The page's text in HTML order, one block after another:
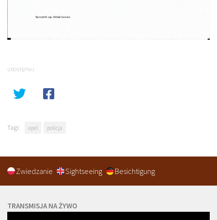
UDOSTĘPNIJ
Tagi: apel policja
Zwiedzanie Sightseeing Besichtigung
TRANSMISJA NA ŻYWO